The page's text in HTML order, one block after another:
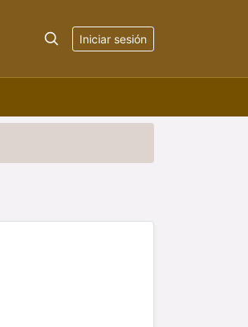
Iniciar sesión